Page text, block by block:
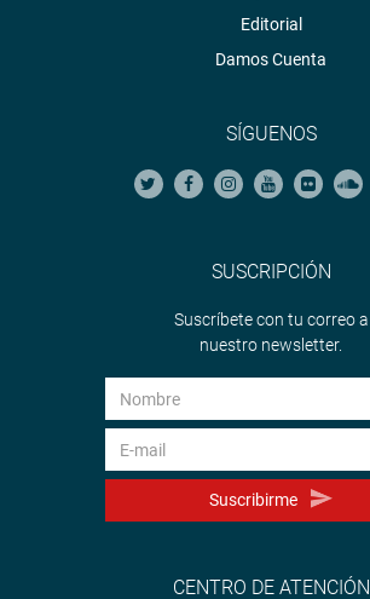
Editorial
Damos Cuenta
SÍGUENOS
SUSCRIPCIÓN
Suscríbete con tu correo a
nuestro newsletter.
Suscribirme
CENTRO DE ATENCIÓN